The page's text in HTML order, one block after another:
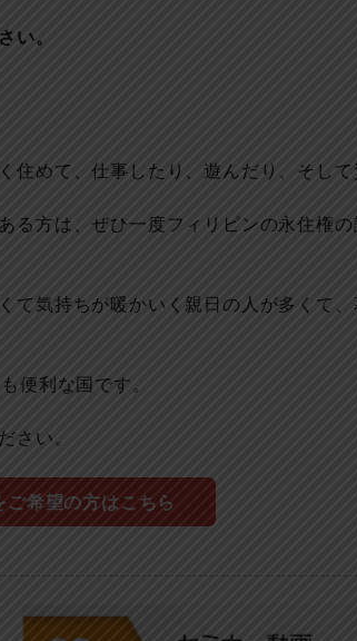
い。
住めて、仕事したり、遊んだり、そして
る方は、ぜひ一度フィリピンの永住権
て気持ちが暖かいく親日の人が多くて
便利な国です。
さい。
希望の方はこちら